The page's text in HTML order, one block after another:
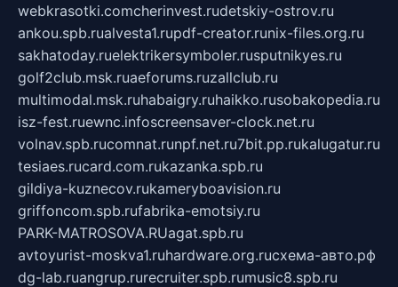
webkrasotki.comcherinvest.rudetskiy-ostrov.ru
ankou.spb.rualvesta1.rupdf-creator.runix-files.org.ru
sakhatoday.ruelektrikersymboler.rusputnikyes.ru
golf2club.msk.ruaeforums.ruzallclub.ru
multimodal.msk.ruhabaigry.ruhaikko.rusobakopedia.ru
isz-fest.ruewnc.infoscreensaver-clock.net.ru
volnav.spb.rucomnat.runpf.net.ru7bit.pp.rukalugatur.ru
tesiaes.rucard.com.rukazanka.spb.ru
gildiya-kuznecov.rukameryboavision.ru
griffoncom.spb.rufabrika-emotsiy.ru
PARK-MATROSOVA.RUagat.spb.ru
avtoyurist-moskva1.ruhardware.org.ruсхема-авто.рф
dg-lab.ruangrup.rurecruiter.spb.rumusic8.spb.ru